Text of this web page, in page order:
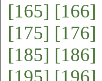
[165] [166]
[175] [176]
[185] [186]
[195] [196]